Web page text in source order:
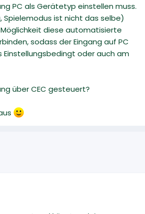
PC als Gerätetyp einstellen muss.
Spielemodus ist nicht das selbe)
diese automatisierte
sodass der Eingang auf PC
Einstellungsbedingt oder auch am
über CEC gesteuert?